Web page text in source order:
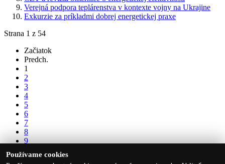
Verejná podpora teplárenstva v kontexte vojny na Ukrajine
Exkurzie za príkladmi dobrej energetickej praxe
Strana 1 z 54
Začiatok
Predch.
1
2
3
4
5
6
7
8
9
Nasl.
Používame cookies